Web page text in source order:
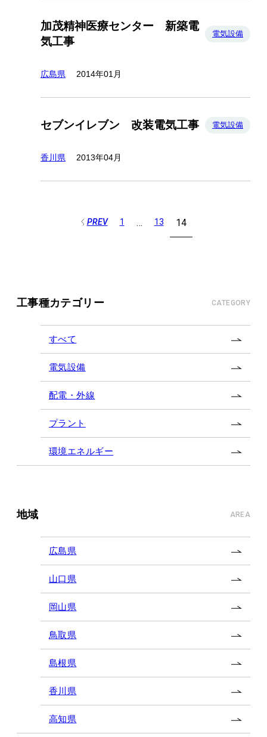
工事種カテゴリー CATEGORY
すべて
電気設備
配電・外線
プラント
環境エネルギー
地域 AREA
広島県
山口県
岡山県
鳥取県
島根県
香川県
高知県
加茂精神医療センター 新築電
気工事
電気設備
広島県 2014年01月
セブンイレブン 改装電気工事 電気設備
香川県 2013年04月
ー
PREV 1 … 13 14